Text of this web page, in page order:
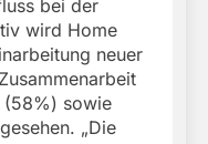
bei der
wird Home
neuer
(58%) sowie
„Die